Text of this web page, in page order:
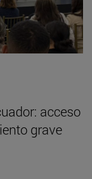
acceso
grave